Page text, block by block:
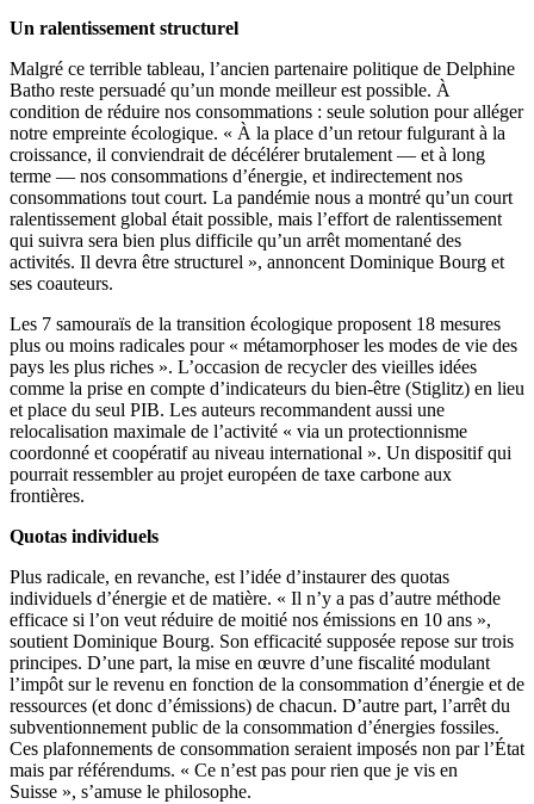
Un ralentissement structurel
Malgré ce terrible tableau, l’ancien partenaire politique de Delphine
Batho reste persuadé qu’un monde meilleur est possible. À
condition de réduire nos consommations : seule solution pour alléger
notre empreinte écologique. « À la place d’un retour fulgurant à la
croissance, il conviendrait de décélérer brutalement — et à long
terme — nos consommations d’énergie, et indirectement nos
consommations tout court. La pandémie nous a montré qu’un court
ralentissement global était possible, mais l’effort de ralentissement
qui suivra sera bien plus difficile qu’un arrêt momentané des
activités. Il devra être structurel », annoncent Dominique Bourg et
ses coauteurs.
Les 7 samouraïs de la transition écologique proposent 18 mesures
plus ou moins radicales pour « métamorphoser les modes de vie des
pays les plus riches ». L’occasion de recycler des vieilles idées
comme la prise en compte d’indicateurs du bien-être (Stiglitz) en lieu
et place du seul PIB. Les auteurs recommandent aussi une
relocalisation maximale de l’activité « via un protectionnisme
coordonné et coopératif au niveau international ». Un dispositif qui
pourrait ressembler au projet européen de taxe carbone aux
frontières.
Quotas individuels
Plus radicale, en revanche, est l’idée d’instaurer des quotas
individuels d’énergie et de matière. « Il n’y a pas d’autre méthode
efficace si l’on veut réduire de moitié nos émissions en 10 ans »,
soutient Dominique Bourg. Son efficacité supposée repose sur trois
principes. D’une part, la mise en œuvre d’une fiscalité modulant
l’impôt sur le revenu en fonction de la consommation d’énergie et de
ressources (et donc d’émissions) de chacun. D’autre part, l’arrêt du
subventionnement public de la consommation d’énergies fossiles.
Ces plafonnements de consommation seraient imposés non par l’État
mais par référendums. « Ce n’est pas pour rien que je vis en
Suisse », s’amuse le philosophe.